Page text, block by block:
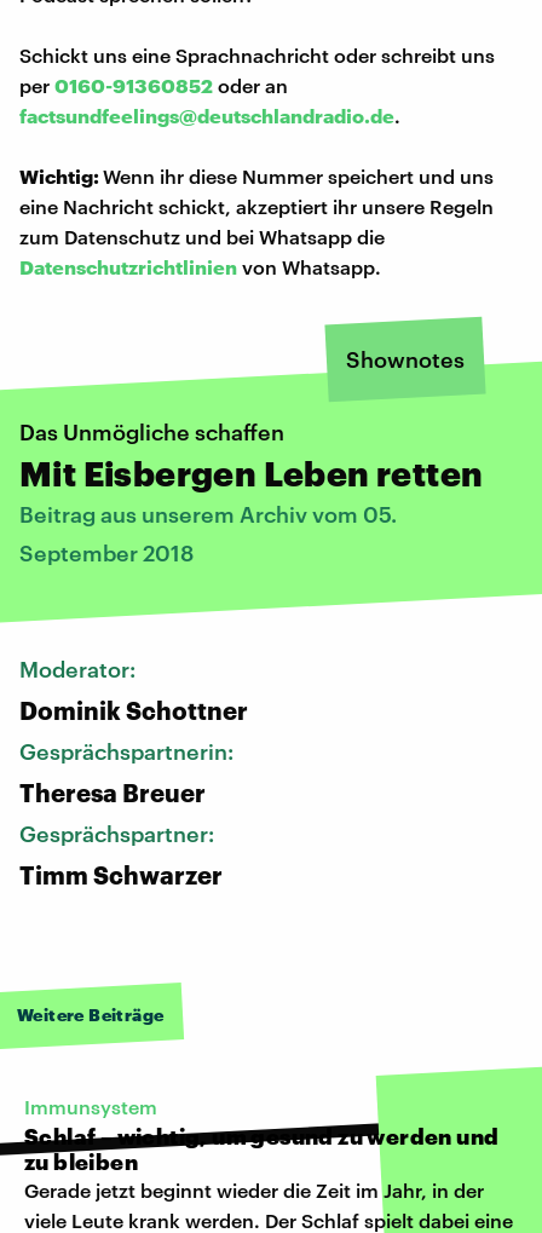
Schickt uns eine Sprachnachricht oder schreibt uns
per 0160-91360852 oder an
factsundfeelings@deutschlandradio.de.
Wichtig:Wenn ihr diese Nummer speichert und uns
eine Nachricht schickt, akzeptiert ihr unsere Regeln
zum Datenschutz und bei Whatsapp die
Datenschutzrichtlinien von Whatsapp.
Shownotes
Das Unmögliche schaffen
Mit Eisbergen Leben retten
Beitrag aus unserem Archiv vom 05.
September 2018
Moderator:
Dominik Schottner
Gesprächspartnerin:
Theresa Breuer
Gesprächspartner:
Timm Schwarzer
Weitere Beiträge
Immunsystem
Schlaf – wichtig, um gesund zu werden und
zu bleiben
Gerade jetzt beginnt wieder die Zeit im Jahr, in der
viele Leute krank werden. Der Schlaf spielt dabei eine